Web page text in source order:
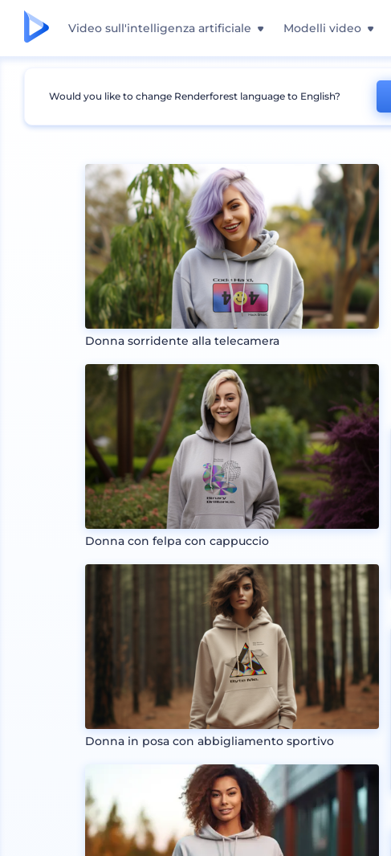
Video sull'intelligenza artificiale Modelli video
Mockup Abbigliamento Mockup felpa
Donna sorridente alla telecamera
Donna con felpa con cappuccio
Donna in posa con abbigliamento sportivo
Would you like to change Renderforest language to English?